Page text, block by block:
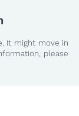
It might move in
please